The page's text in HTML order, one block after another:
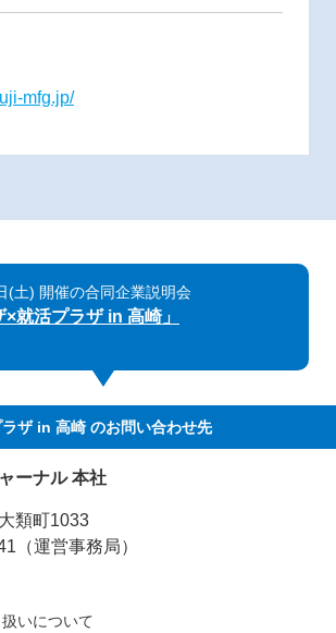
mfg.jp/
(土) 開催の合同企業説明会
×就活プラザ in 高崎」
ザ in 高崎 のお問い合わせ先
ーナル 本社
類町1033
（運営事務局）
いについて